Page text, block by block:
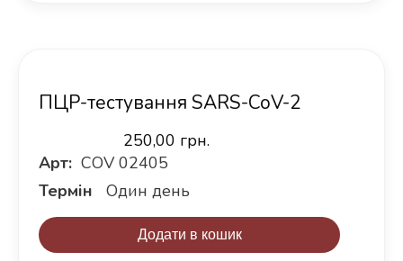
ПЦР-тестування SARS-CoV-2
250,00 грн.
Арт: COV 02405
Термін
Один день
Додати в кошик